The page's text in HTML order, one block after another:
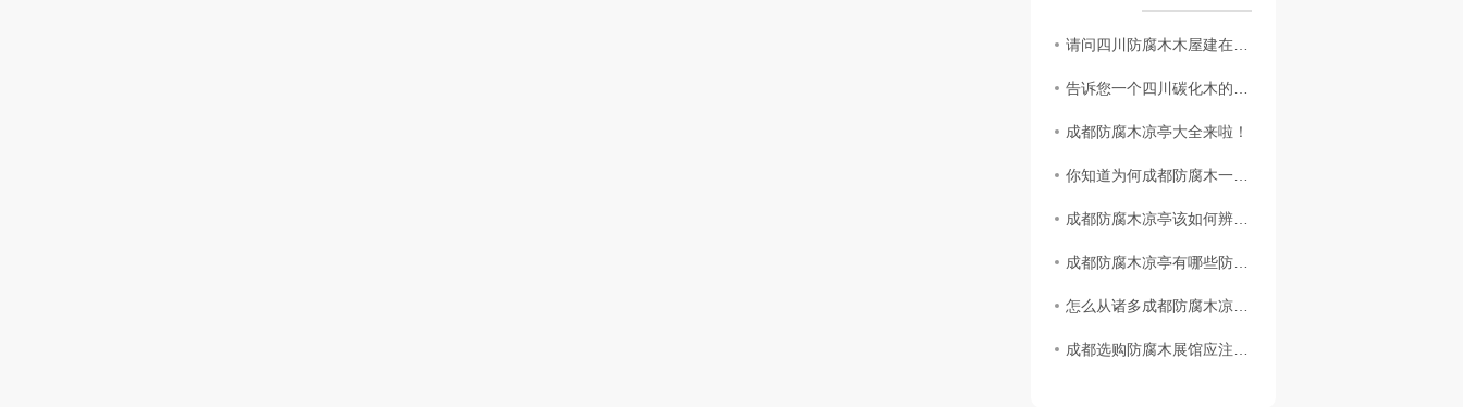
请问四川防腐木木屋建在哪里比较合适？
告诉您一个四川碳化木的秘密
成都防腐木凉亭大全来啦！
你知道为何成都防腐木一出就收到市场的追捧吗？
成都防腐木凉亭该如何辨别地板品质？
成都防腐木凉亭有哪些防腐原理？
怎么从诸多成都防腐木凉亭中挑选一个..的凉亭呢？
成都选购防腐木展馆应注意哪些事项？